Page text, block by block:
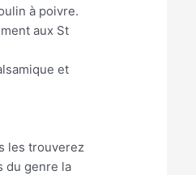
à poivre.
aux St
et
les trouverez
du genre la